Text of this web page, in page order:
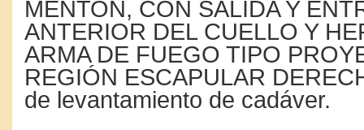
MENTON, CON SALIDA Y
ANTERIOR DEL CUELLO Y
ARMA DE FUEGO TIPO
REGIÓN ESCAPULAR
de levantamiento de cadáver.